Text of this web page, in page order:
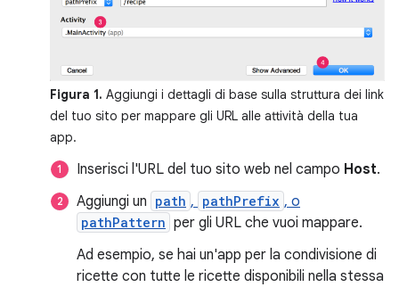
Figura 1. Aggiungi i dettagli di base sulla struttura dei link
del tuo sito per mappare gli URL alle attività della tua
app.
Inserisci l'URL del tuo sito web nel campo Host.
Aggiungi un path , pathPrefix , o
pathPattern per gli URL che vuoi mappare.
Ad esempio, se hai un'app per la condivisione di
ricette con tutte le ricette disponibili nella stessa